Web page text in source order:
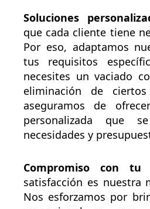
Soluciones
que cada cliente tiene
Por eso, adaptamos
tus requisitos
necesites un vaciado
eliminación de
aseguramos de
personalizada que
necesidades y
Compromiso con tu
satisfacción es nuestra
Nos esforzamos por